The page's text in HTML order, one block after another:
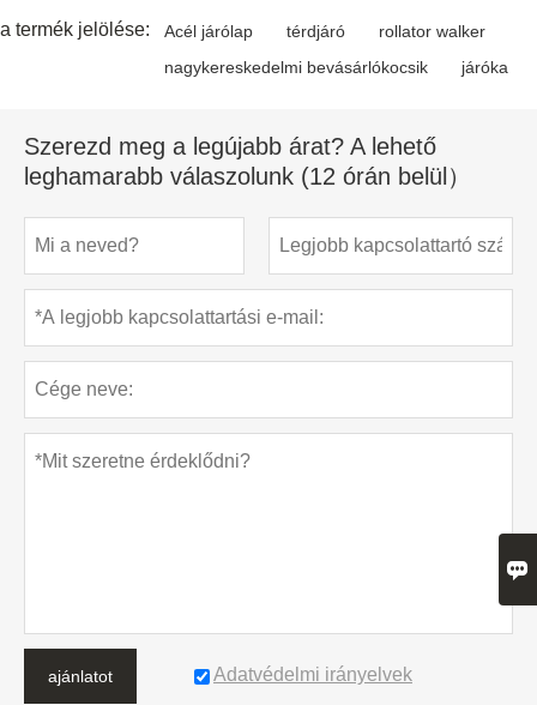
a termék jelölése: Acél járólap térdjáró
rollator walker
nagykereskedelmi bevásárlókocsik
járóka
Szerezd meg a legújabb árat? A lehető
leghamarabb válaszolunk (12 órán belül）
ajánlatot Adatvédelmi irányelvek
